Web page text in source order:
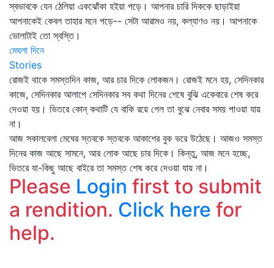
স্বভাবকে যেন ঠেলিয়া একঝোঁকা হইয়া পড়ে। আপনার চারি দিককে ছাড়াইয়া
আপনাকেই কেবল তাহার মনে পড়ে-- সেটা আরামও নয়, কল্যাণও নয়। আপনাকে
ভোলাটাই তো স্বস্তি।
মেঘলা দিনে
Stories
রোজই থাকে সমস্তদিন কাজ, আর চার দিকে লোকজন। রোজই মনে হয়, সেদিনকার
কাজে, সেদিনকার আলাপে সেদিনকার সব কথা দিনের শেষে বুঝি একেবারে শেষ করে
দেওয়া হয়। ভিতরে কোন্‌ কথাটি যে বাকি রয়ে গেল তা বুঝে নেবার সময় পাওয়া যায়
না।
আজ সকালবেলা মেঘের স্তবকে স্তবকে আকাশের বুক ভরে উঠেছে। আজও সমস্ত
দিনের কাজ আছে সামনে, আর লোক আছে চার দিকে। কিন্তু, আজ মনে হচ্ছে,
ভিতরে যা-কিছু আছে বাইরে তা সমস্ত শেষ করে দেওয়া যায় না।
Please Login first to submit
a rendition. Click here for
help.